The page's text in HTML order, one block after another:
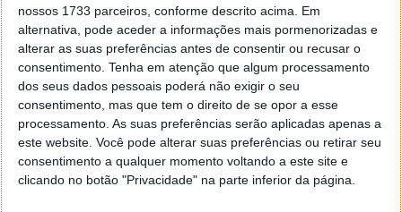
nossos 1733 parceiros, conforme descrito acima. Em
alternativa, pode aceder a informações mais pormenorizadas e
alterar as suas preferências antes de consentir ou recusar o
consentimento. Tenha em atenção que algum processamento
dos seus dados pessoais poderá não exigir o seu
consentimento, mas que tem o direito de se opor a esse
processamento. As suas preferências serão aplicadas apenas a
este website. Você pode alterar suas preferências ou retirar seu
consentimento a qualquer momento voltando a este site e
clicando no botão "Privacidade" na parte inferior da página.
Leia também: